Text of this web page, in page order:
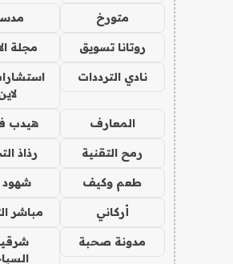
متورخ
روتانا تسويق مجلة
نادي الترددات
المعارف هيدب
رمح التقنية رذاذ
طعم وكيف
أركاني مباشر
مدونة صحبة